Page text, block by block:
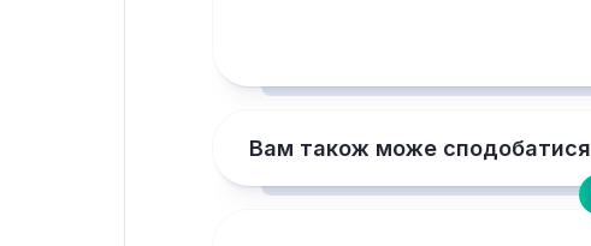
Вам також може сподобатися